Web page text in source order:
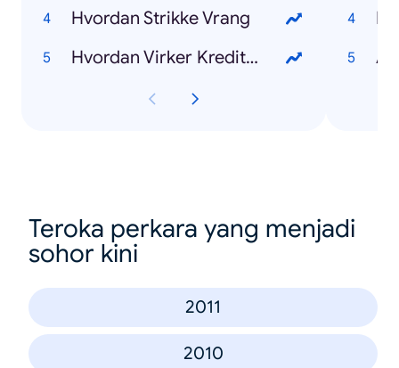
Hvordan Strikke Vrang
Hvordan Virker Kredittkort
Teroka perkara yang menjadi
sohor kini
2011
2010